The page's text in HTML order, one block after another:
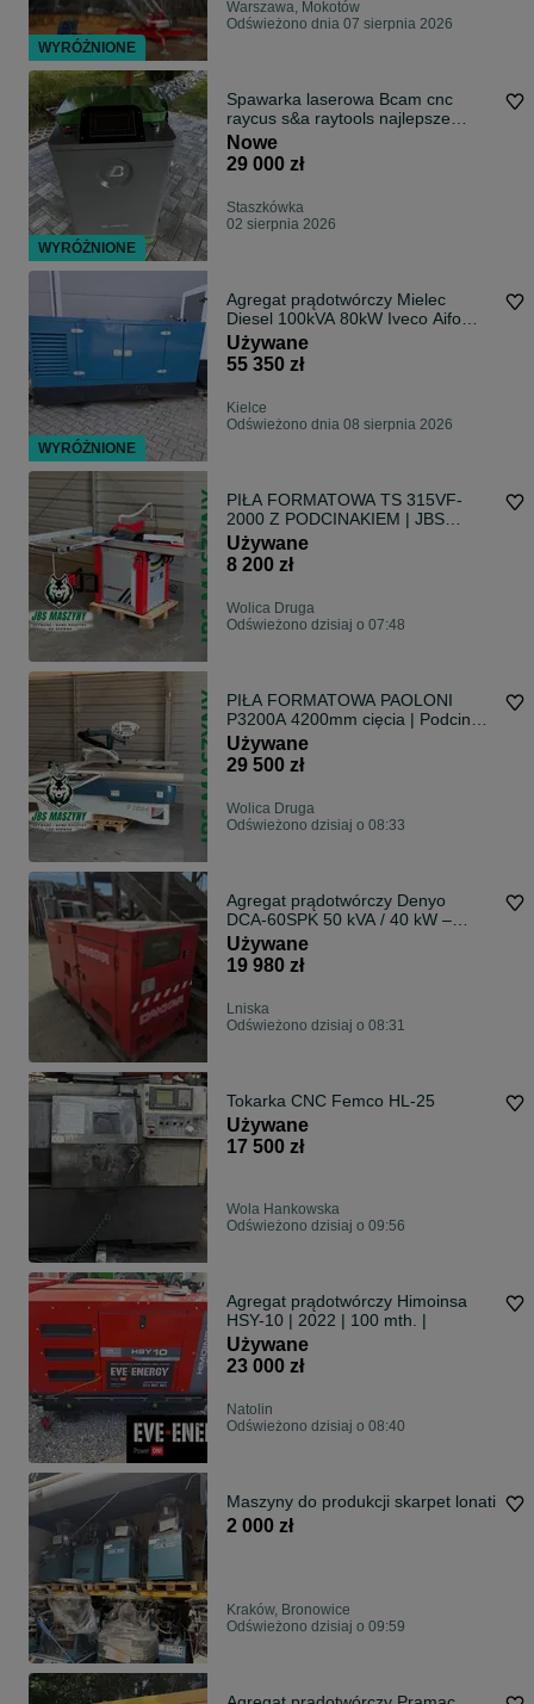
Warszawa, Mokotów
Odświeżono dnia 07 sierpnia 2026
Spawarka laserowa Bcam cnc
raycus s&a raytools najlepsze
podzespoły okazja
Nowe
29 000 zł
Staszkówka
02 sierpnia 2026
Agregat prądotwórczy Mielec
Diesel 100kVA 80kW Iveco Aifo
600mth
Używane
55 350 zł
Kielce
Odświeżono dnia 08 sierpnia 2026
PIŁA FORMATOWA TS 315VF-
2000 Z PODCINAKIEM | JBS
MASZYNY STOLARSKIE | piła
pilarka cięcie kąt podcinacz
Używane
8 200 zł
Wolica Druga
Odświeżono dzisiaj o 07:48
PIŁA FORMATOWA PAOLONI
P3200A 4200mm cięcia | Podcinak
| Sterowanie elektroniczne | Rok
2002
Używane
29 500 zł
Wolica Druga
Odświeżono dzisiaj o 08:33
Agregat prądotwórczy Denyo
DCA‑60SPK 50 kVA / 40 kW –
Komatsu 6D95L – wyciszony -
brutto
Używane
19 980 zł
Lniska
Odświeżono dzisiaj o 08:31
Tokarka CNC Femco HL-25
Używane
17 500 zł
Wola Hankowska
Odświeżono dzisiaj o 09:56
Agregat prądotwórczy Himoinsa
HSY-10 | 2022 | 100 mth. |
Używane
23 000 zł
Natolin
Odświeżono dzisiaj o 08:40
Maszyny do produkcji skarpet lonati
2 000 zł
Kraków, Bronowice
Odświeżono dzisiaj o 09:59
WYRÓŻNIONE
WYRÓŻNIONE
WYRÓŻNIONE